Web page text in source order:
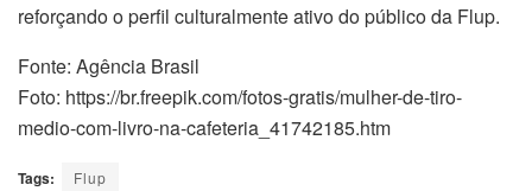
reforçando o perfil culturalmente ativo do público da Flup.
Fonte: Agência Brasil
Foto: https://br.freepik.com/fotos-gratis/mulher-de-tiro-
medio-com-livro-na-cafeteria_41742185.htm
Tags: Flup